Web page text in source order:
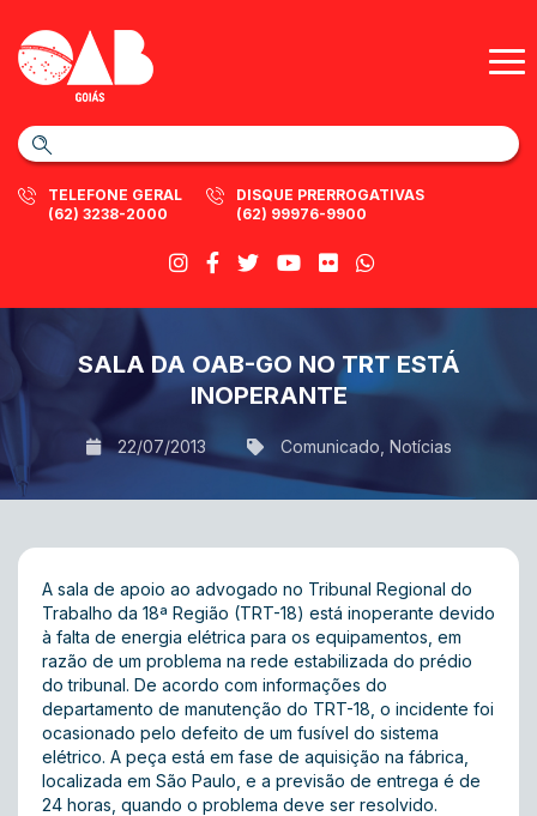
TELEFONE GERAL
(62) 3238-2000
DISQUE PRERROGATIVAS
(62) 99976-9900
SALA DA OAB-GO NO TRT ESTÁ
INOPERANTE
22/07/2013 Comunicado Notícias
A sala de apoio ao advogado no Tribunal Regional do
Trabalho da 18ª Região (TRT-18) está inoperante devido
à falta de energia elétrica para os equipamentos, em
razão de um problema na rede estabilizada do prédio
do tribunal. De acordo com informações do
departamento de manutenção do TRT-18, o incidente foi
ocasionado pelo defeito de um fusível do sistema
elétrico. A peça está em fase de aquisição na fábrica,
localizada em São Paulo, e a previsão de entrega é de
24 horas, quando o problema deve ser resolvido.